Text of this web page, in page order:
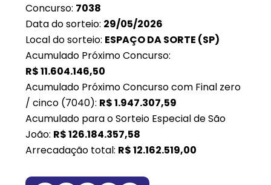
Concurso: 7038
Data do sorteio: 29/05/2026
Local do sorteio: ESPAÇO DA SORTE (SP)
Acumulado Próximo Concurso:
R$11.604.146,50
Acumulado Próximo Concurso com Final zero
/ cinco (7040): R$1.947.307,59
Acumulado para o Sorteio Especial de São
João: R$126.184.357,58
Arrecadação total: R$12.162.519,00